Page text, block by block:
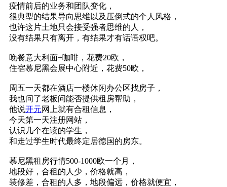
疫情前后的业务和团队变化，
很典型的结果导向思维以及压倒式的个人风格，
也许这片土地只会接受强者思维的人，
没有结果只有离开，有结果才有话语权吧。
晚餐意大利面+咖啡，花费20欧，
住宿慕尼黑会展中心附近，花费50欧，
周五一天都在酒店一楼休闲办公区找房子，
我也问了老板问能否提供租房帮助，
他说开元网上就有合租信息，
今天第一天注册网站，
认识几个在读的学生，
和走过学生时代最终定居德国的房东。
慕尼黑租房行情500-1000欧一个月，
地段好，合租的人少，价格就高，
装修差，合租的人多，地段偏远，价格就便宜，